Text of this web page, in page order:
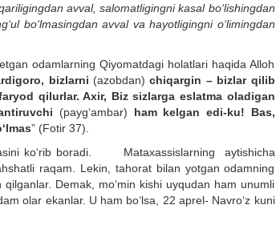
avval, salomatligingni kasal bo‘lishingdan
bo‘lmasingdan avval va hayotligingni o‘limingdan
odamlarning Qiyomatdagi holatlari haqida Alloh
bizlarni (azobdan)chiqargin – bizlar qilib
qilurlar. Axir, Biz sizlarga eslatma oladigan
(payg‘ambar) ham kelgan edi-ku! Bas,
” (Fotir 37).
ko‘rib boradi. Mataxassislarning aytishicha
raqam. Lekin, tahorat bilan yotgan odamning
Demak, mo‘min kishi uyqudan ham unumli
olar ekanlar. U ham bo‘lsa, 22 aprel- Navro‘z kuni